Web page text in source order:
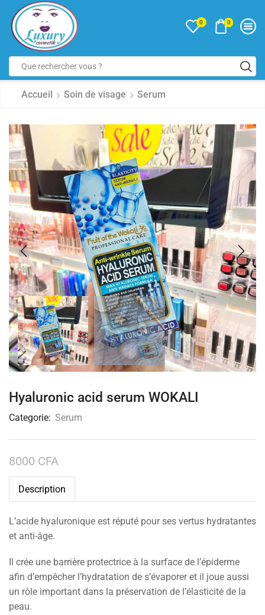
0 0
Accueil Soin de visage Serum
Hyaluronic acid serum WOKALI
Categorie: Serum
8000 CFA
Description
L’acide hyaluronique est réputé pour ses vertus hydratantes
et anti-âge.
Il crée une barrière protectrice à la surface de l’épiderme
afin d’empêcher l’hydratation de s’évaporer et il joue aussi
un rôle important dans la préservation de l’élasticité de la
peau.